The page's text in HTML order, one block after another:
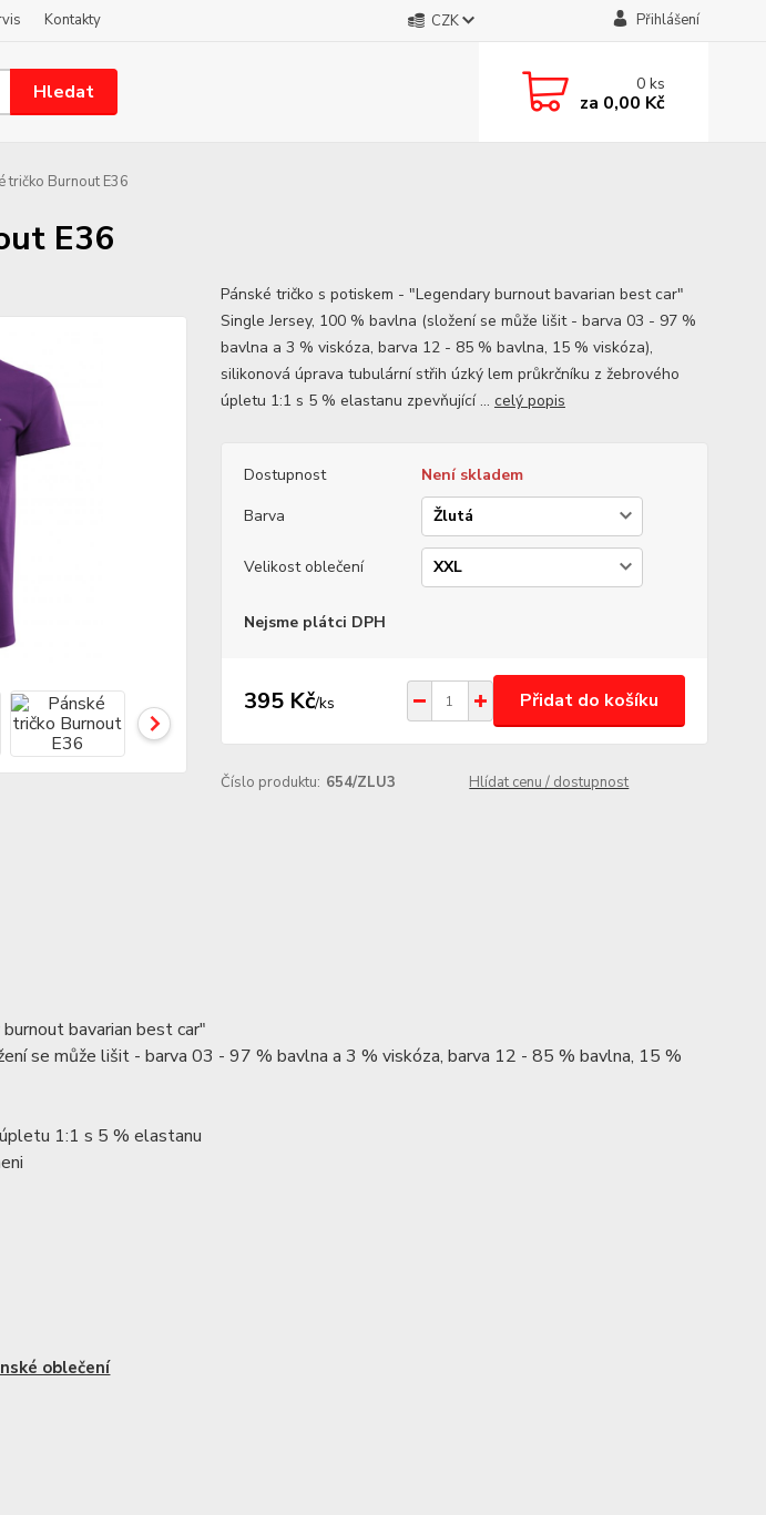
Kontakty CZK Přihlášení
Hledat 0ks
za 0,00 Kč
tričko Burnout E36
E36
Pánské tričko s potiskem - "Legendary burnout bavarian best car"
Single Jersey, 100 % bavlna (složení se může lišit - barva 03 - 97 %
bavlna a 3 % viskóza, barva 12 - 85 % bavlna, 15 % viskóza),
silikonová úprava tubulární střih úzký lem průkrčníku z žebrového
úpletu 1:1 s 5 % elastanu zpevňující ... celý popis
Dostupnost
Není skladem
Barva
Velikost oblečení
Nejsme plátci DPH
395 Kč/ks Přidat do košíku
Číslo produktu: 654/ZLU3 Hlídat cenu / dostupnost
bavarian best car"
se může lišit - barva 03 - 97 % bavlna a 3 % viskóza, barva 12 - 85 % bavlna, 15 %
1:1 s 5 % elastanu
oblečení